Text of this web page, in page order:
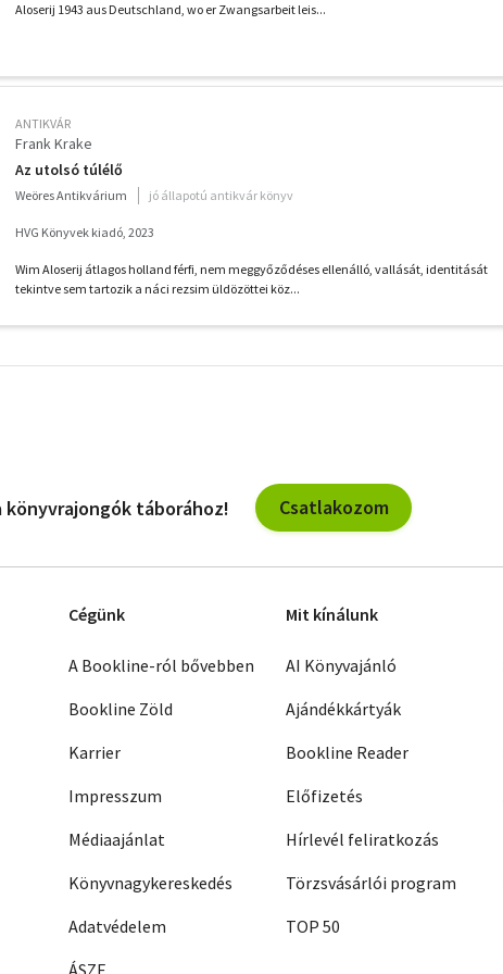
Aloserij 1943 aus Deutschland, wo er Zwangsarbeit leis...
ANTIKVÁR
Frank Krake
Az utolsó túlélő
Weöres Antikvárium jó állapotú antikvár könyv
HVG Könyvek kiadó, 2023
Wim Aloserij átlagos holland férfi, nem meggyőződéses ellenálló, vallását, identitását
tekintve sem tartozik a náci rezsim üldözöttei köz...
szűrők
könyvrajongók táborához! Csatlakozom
Cégünk
A Bookline-ról bővebben
Bookline Zöld
Karrier
Impresszum
Médiaajánlat
Könyvnagykereskedés
Adatvédelem
ÁSZF
Mit kínálunk
AI Könyvajánló
Ajándékkártyák
Bookline Reader
Előfizetés
Hírlevél feliratkozás
Törzsvásárlói program
TOP 50